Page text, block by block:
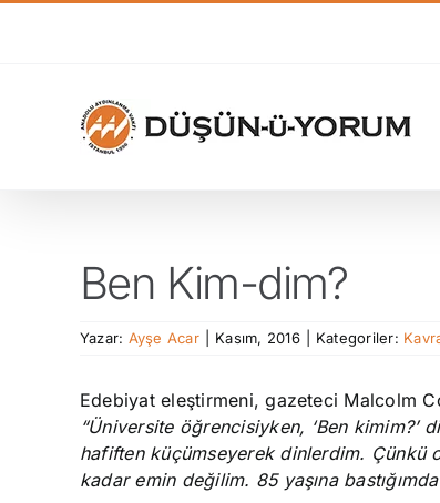
Ben Kim-dim?
Yazar: Ayşe Acar Kasım, 2016 Kategoriler:
Edebiyat eleştirmeni, gazeteci Malcolm
“Üniversite öğrencisiyken, ‘Ben
hafiften küçümseyerek dinlerdim. Çünkü
kadar emin değilim. 85 yaşına